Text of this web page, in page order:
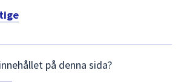
på denna sida?